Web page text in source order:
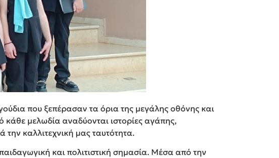
που ξεπέρασαν τα όρια της μεγάλης οθόνης και
μελωδία αναδύονται ιστορίες αγάπης,
καλλιτεχνική μας ταυτότητα.
και πολιτιστική σημασία. Μέσα από την